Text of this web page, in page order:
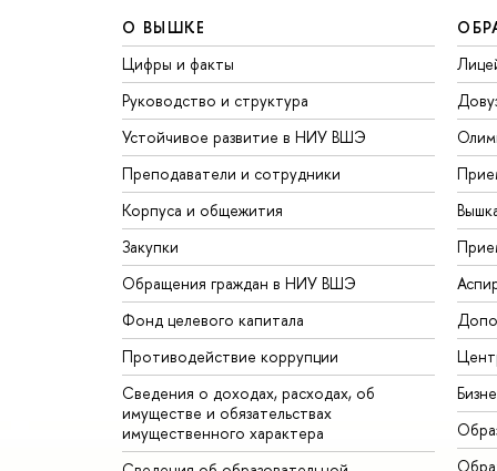
О ВЫШКЕ
Цифры и факты
Руководство и структура
Устойчивое развитие в НИУ ВШЭ
Преподаватели и сотрудники
Корпуса и общежития
Закупки
Обращения граждан в НИУ ВШЭ
Фонд целевого капитала
Противодействие коррупции
Сведения о доходах, расходах, об
имуществе и обязательствах
имущественного характера